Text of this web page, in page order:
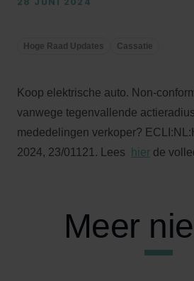
Hoge Raad Updates Cassatie
Koop elektrische auto. Non-
vanwege tegenvallende
mededelingen verkoper?
2024, 23/01121. Lees
hier de
Meer